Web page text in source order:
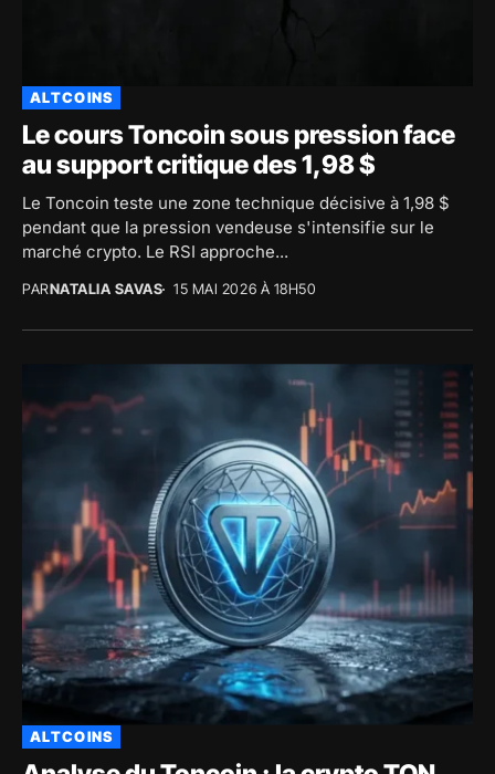
ALTCOINS
Le cours Toncoin sous pression face
au support critique des 1,98 $
Le Toncoin teste une zone technique décisive à 1,98 $
pendant que la pression vendeuse s'intensifie sur le
marché crypto. Le RSI approche...
PARNATALIA SAVAS 15 MAI 2026 À 18H50
ALTCOINS